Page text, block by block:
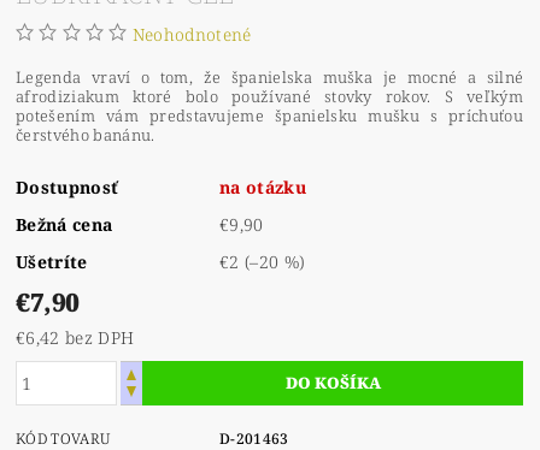
Neohodnotené
Legenda vraví o tom, že španielska muška je mocné a silné
afrodiziakum ktoré bolo používané stovky rokov. S veľkým
potešením vám predstavujeme španielsku mušku s príchuťou
čerstvého banánu.
Dostupnosť
na otázku
Bežná cena
€9,90
Ušetríte
€2(–20 %)
€7,90
€6,42 bez DPH
KÓD TOVARU
D-201463